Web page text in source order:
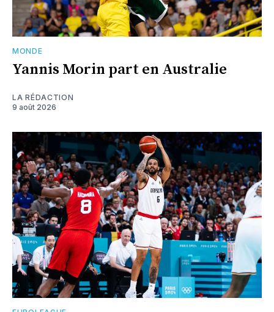
MONDE
Yannis Morin part en Australie
LA RÉDACTION
9 août 2026